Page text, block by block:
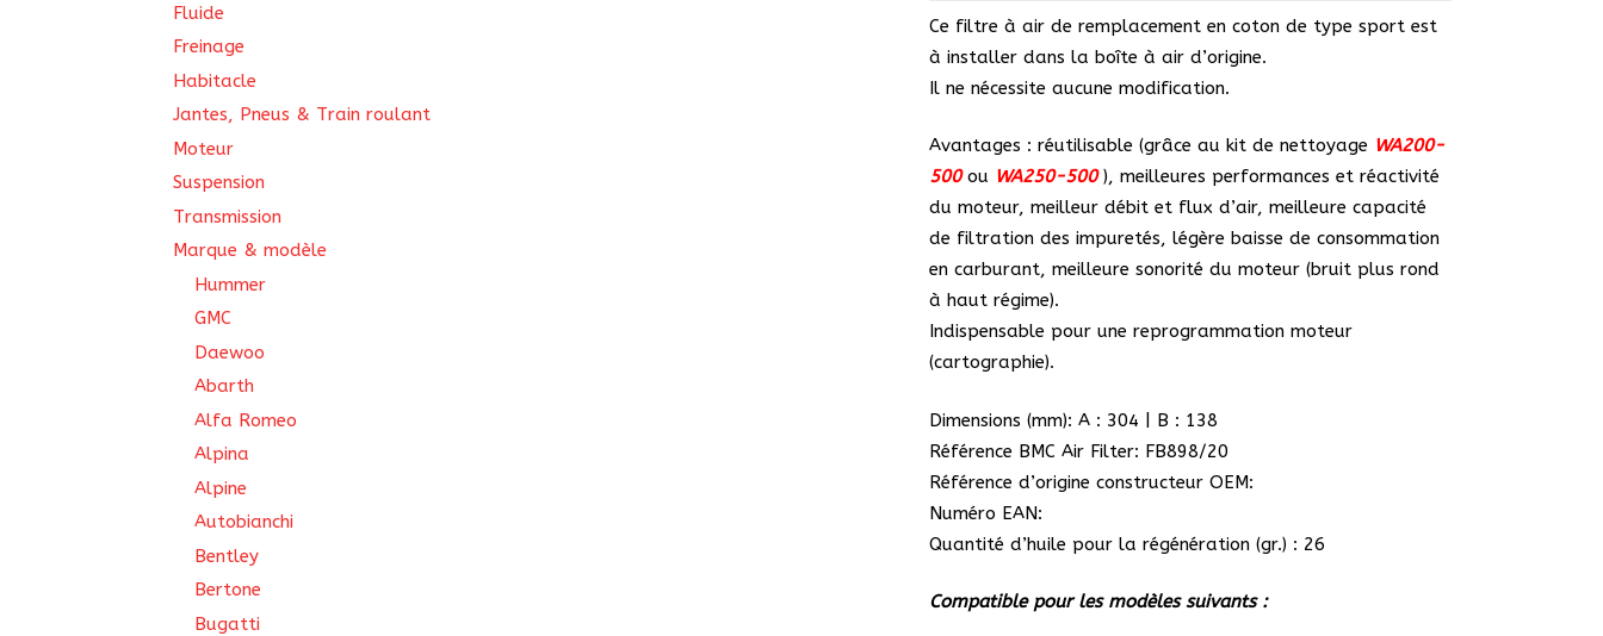
Ce filtre à air de remplacement en coton de type sport est
à installer dans la boîte à air d’origine.
Il ne nécessite aucune modification.
Avantages : réutilisable (grâce au kit de nettoyage WA200-
500ou WA250-500), meilleures performances et réactivité
du moteur, meilleur débit et flux d’air, meilleure capacité
de filtration des impuretés, légère baisse de consommation
en carburant, meilleure sonorité du moteur (bruit plus rond
à haut régime).
Indispensable pour une reprogrammation moteur
(cartographie).
Dimensions (mm): A : 304 | B : 138
Référence BMC Air Filter: FB898/20
Référence d’origine constructeur OEM:
Numéro EAN:
Quantité d’huile pour la régénération (gr.) : 26
Compatible pour les modèles suivants :
Fluide
Freinage
Habitacle
Jantes, Pneus & Train roulant
Moteur
Suspension
Transmission
Marque & modèle
Hummer
GMC
Daewoo
Abarth
Alfa Romeo
Alpina
Alpine
Autobianchi
Bentley
Bertone
Bugatti